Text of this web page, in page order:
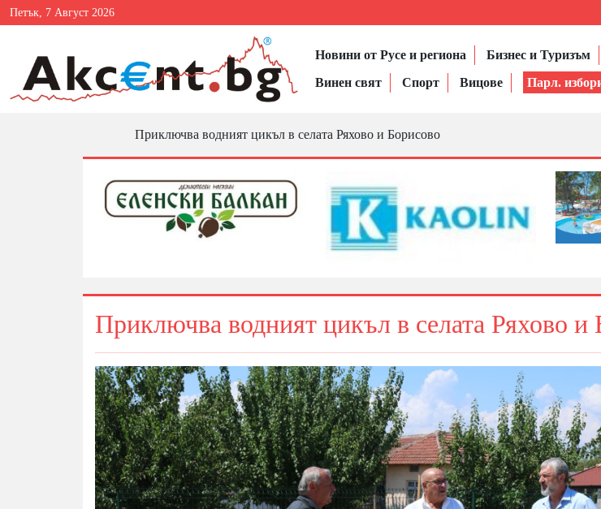
Петък, 7 Август 2026
Новини от Русе и региона Бизнес и Туризъм
Винен свят
Спорт Вицове Парл.
Приключва водният цикъл в селата Ряхово и Борисово
Приключва водният цикъл в селата Ряхово и